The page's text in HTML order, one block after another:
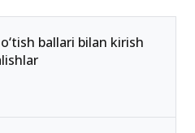
ballari bilan kirish